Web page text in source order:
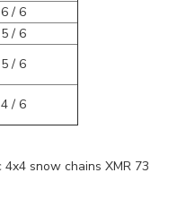
6 / 6
5 / 6
5 / 6
4 / 6